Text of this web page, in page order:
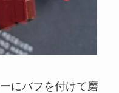
にバフを付けて磨